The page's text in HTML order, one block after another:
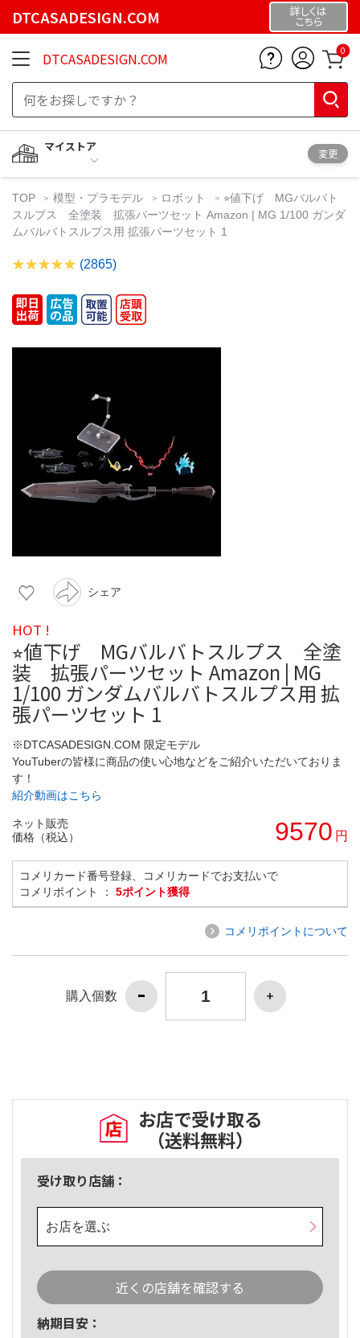
DTCASADESIGN.COM 詳しくは
こちら
DTCASADESIGN.COM 0
マイストア
変更
TOP 模型・プラモデル ロボット
⭐︎値下げ MGバルバト
スルプス 全塗装 拡張パーツセット Amazon | MG 1/100 ガンダ
ムバルバトスルプス用 拡張パーツセット 1
(2865)
シェア
HOT !
⭐︎値下げ MGバルバトスルプス 全塗
装 拡張パーツセット Amazon | MG
1/100 ガンダムバルバトスルプス用 拡
張パーツセット 1
※DTCASADESIGN.COM 限定モデル
YouTuberの皆様に商品の使い心地などをご紹介いただいておりま
す！
紹介動画はこちら
ネット販売
価格（税込）
9570 円
コメリカード番号登録、コメリカードでお支払いで
コメリポイント ： 5ポイント獲得
コメリポイントについて
購入個数
お店で受け取る
（送料無料）
受け取り店舗：
お店を選ぶ
近くの店舗を確認する
納期目安：